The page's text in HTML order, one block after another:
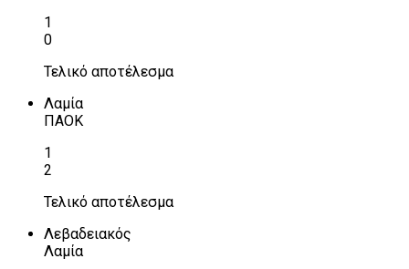
1
0
Τελικό αποτέλεσμα
Λαμία
ΠΑΟΚ
1
2
Τελικό αποτέλεσμα
Λεβαδειακός
Λαμία